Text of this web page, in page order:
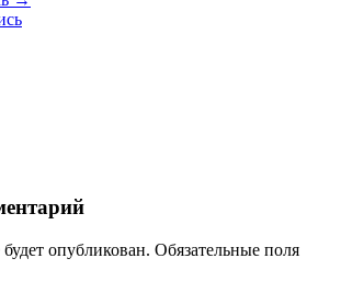
опубликован. Обязательные поля